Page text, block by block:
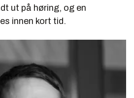
ut på høring, og en
innen kort tid.